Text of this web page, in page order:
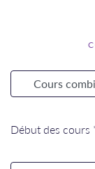
Début des cours